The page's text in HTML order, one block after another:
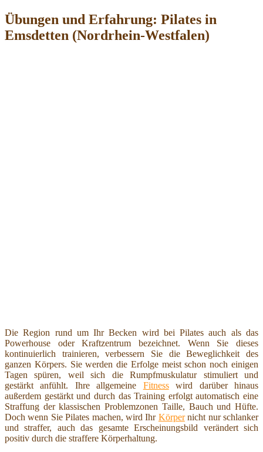
Übungen und Erfahrung: Pilates in
Emsdetten (Nordrhein-Westfalen)
Die Region rund um Ihr Becken wird bei Pilates auch als das
Powerhouse oder Kraftzentrum bezeichnet. Wenn Sie dieses
kontinuierlich trainieren, verbessern Sie die Beweglichkeit des
ganzen Körpers. Sie werden die Erfolge meist schon noch einigen
Tagen spüren, weil sich die Rumpfmuskulatur stimuliert und
gestärkt anfühlt. Ihre allgemeine Fitnesswird darüber hinaus
außerdem gestärkt und durch das Training erfolgt automatisch eine
Straffung der klassischen Problemzonen Taille, Bauch und Hüfte.
Doch wenn Sie Pilates machen, wird Ihr Körpernicht nur schlanker
und straffer, auch das gesamte Erscheinungsbild verändert sich
positiv durch die straffere Körperhaltung.